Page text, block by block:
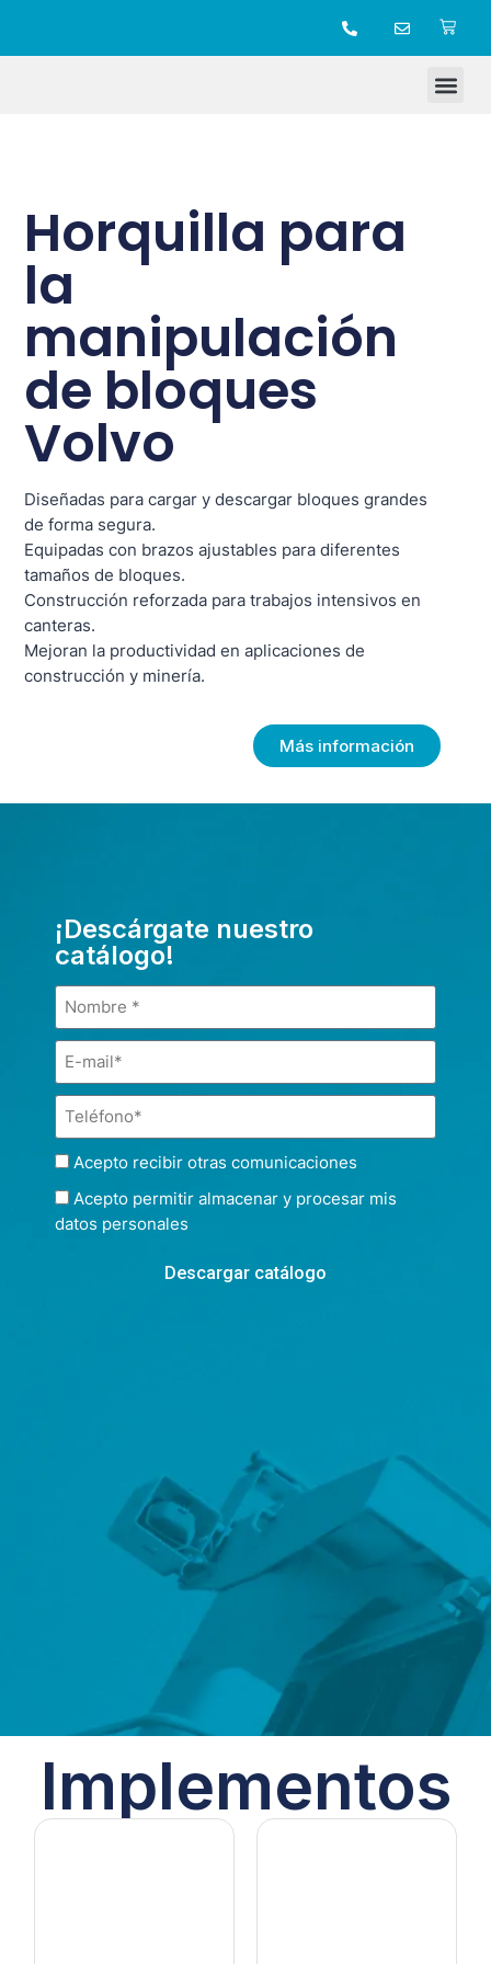
Horquilla para
la
manipulación
de bloques
Volvo
Diseñadas para cargar y descargar bloques grandes
de forma segura.
Equipadas con brazos ajustables para diferentes
tamaños de bloques.
Construcción reforzada para trabajos intensivos en
canteras.
Mejoran la productividad en aplicaciones de
construcción y minería.
Más información
¡Descárgate nuestro
catálogo!
Acepto recibir otras comunicaciones
Acepto permitir almacenar y procesar mis
datos personales
Descargar catálogo
Implementos